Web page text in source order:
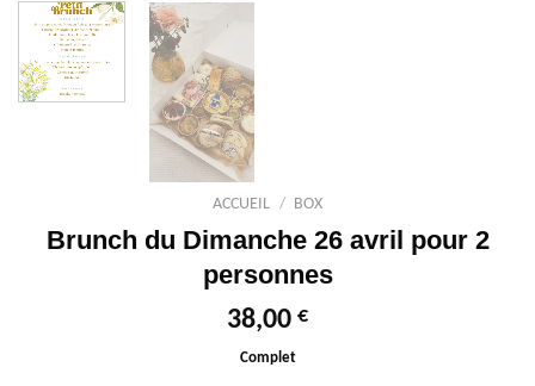
ACCUEIL / BOX
Brunch du Dimanche 26 avril pour 2
personnes
38,00 €
Complet